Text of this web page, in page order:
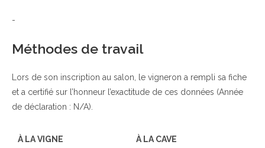
-
Méthodes de travail
Lors de son inscription au salon, le vigneron a rempli sa fiche
et a certifié sur l’honneur l’exactitude de ces données (Année
de déclaration : N/A).
À LA VIGNE À LA CAVE